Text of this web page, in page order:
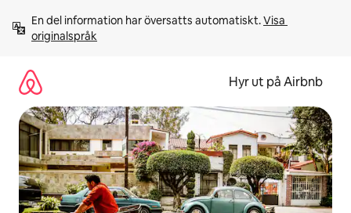
innehåll
En del information har översatts automatiskt. Visa
originalspråk
Hyr ut på Airbnb